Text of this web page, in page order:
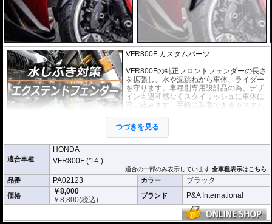
VFR800F カスタムパーツ
VFR800Fの純正フロントフェンダーの長さ
を拡張し、水や泥跳ねから車体、ライダー
を守ります。車種別専用設計品の為、デザ
インも違和感なくスタイリッシュに車体に
溶け込みます。手軽に装着できるカスタム
取付は付属の強力粘着シートを使い、簡単
に行えます。通常使用での脱落は心配あり
ませんが、取付作業の不備(洗浄、脱脂不十分)等においてはこの限りではあり
ません。ビスが付属しているパッケージについてはビス止めを強く推奨いたし
ます。ビス止めしていない場合の脱落による保証は致しかねます。
※写真はイメージです。車種により、フェンダーのデザインは多少異なりま
す。
つづきを見る
適合車種
HONDA
VFR800F ('14-)
適合の一部のみ表示しています全車種表示はこちら
品番 PA02123 カラー ブラック
価格
￥8,000
￥8,800(税込) ブランド P&A International